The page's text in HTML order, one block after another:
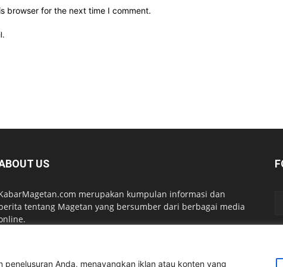
Anda, menayangkan iklan atau konten yang
browser for the next time I comment.
US
merupakan kumpulan informasi dan
tentang Magetan yang bersumber dari berbagai media